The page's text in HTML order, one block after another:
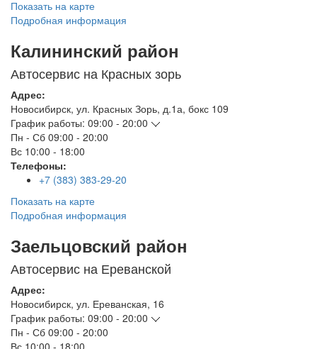
Показать на карте
Подробная информация
Калининский район
Автосервис на Красных зорь
Адрес:
Новосибирск, ул. Красных Зорь, д.1а, бокс 109
График работы: 09:00 - 20:00
Пн - Сб 09:00 - 20:00
Вс 10:00 - 18:00
Телефоны:
+7 (383) 383-29-20
Показать на карте
Подробная информация
Заельцовский район
Автосервис на Ереванской
Адрес:
Новосибирск, ул. Ереванская, 16
График работы: 09:00 - 20:00
Пн - Сб 09:00 - 20:00